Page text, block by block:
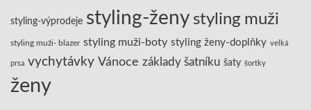
styling-výprodeje styling-ženy styling muži
styling muži- blazer styling muži-boty styling ženy-doplňky velká
prsa vychytávky Vánoce základy šatníku šaty šortky
ženy